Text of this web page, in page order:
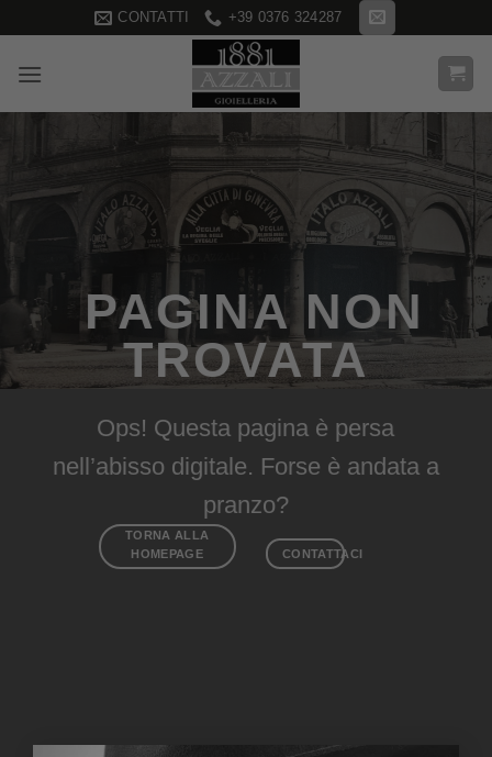
ai
contenuti
CONTATTI +39 0376 324287
PAGINA NON
TROVATA
Ops! Questa pagina è persa
nell’abisso digitale. Forse è andata a
pranzo?
TORNA ALLA
HOMEPAGE
CONTATTACI